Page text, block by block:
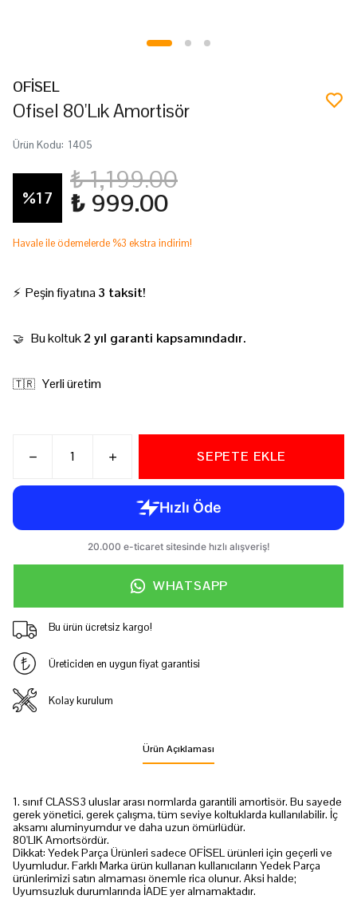
OFİSEL
Ofisel 80'Lık Amortisör
Ürün Kodu: 1405
%17
₺ 1,199.00
₺ 999.00
Havale ile ödemelerde %3 ekstra indirim!
⚡ Peşin fiyatına 3 taksit!
🤝 Bu koltuk2 yıl garanti kapsamındadır.
🇹🇷 Yerli üretim
SEPETE EKLE
WHATSAPP
Bu ürün ücretsiz kargo!
Üreticiden en uygun fiyat garantisi
Kolay kurulum
Ürün Açıklaması
1. sınıf CLASS3 uluslar arası normlarda garantili amortisör. Bu sayede
gerek yönetici, gerek çalışma, tüm seviye koltuklarda kullanılabilir. İç
aksamı aluminyumdur ve daha uzun ömürlüdür.
80'LIK Amortsördür.
Dikkat: Yedek Parça Ürünleri sadece OFİSEL ürünleri için geçerli ve
Uyumludur. Farklı Marka ürün kullanan kullanıcıların Yedek Parça
ürünlerimizi satın almaması önemle rica olunur. Aksi halde;
Uyumsuzluk durumlarında İADE yer almamaktadır.